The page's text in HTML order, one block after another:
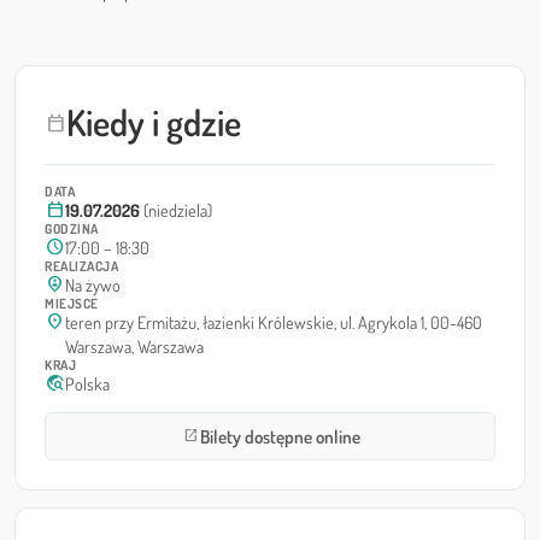
calendar_todayKiedy i gdzie
DATA
calendar_today19.07.2026 (niedziela)
GODZINA
schedule17:00 – 18:30
REALIZACJA
person_pin_circle Na żywo
MIEJSCE
location_onteren przy Ermitażu, łazienki Królewskie, ul. Agrykola 1, 00-460
Warszawa, Warszawa
KRAJ
travel_explorePolska
open_in_new Bilety dostępne online